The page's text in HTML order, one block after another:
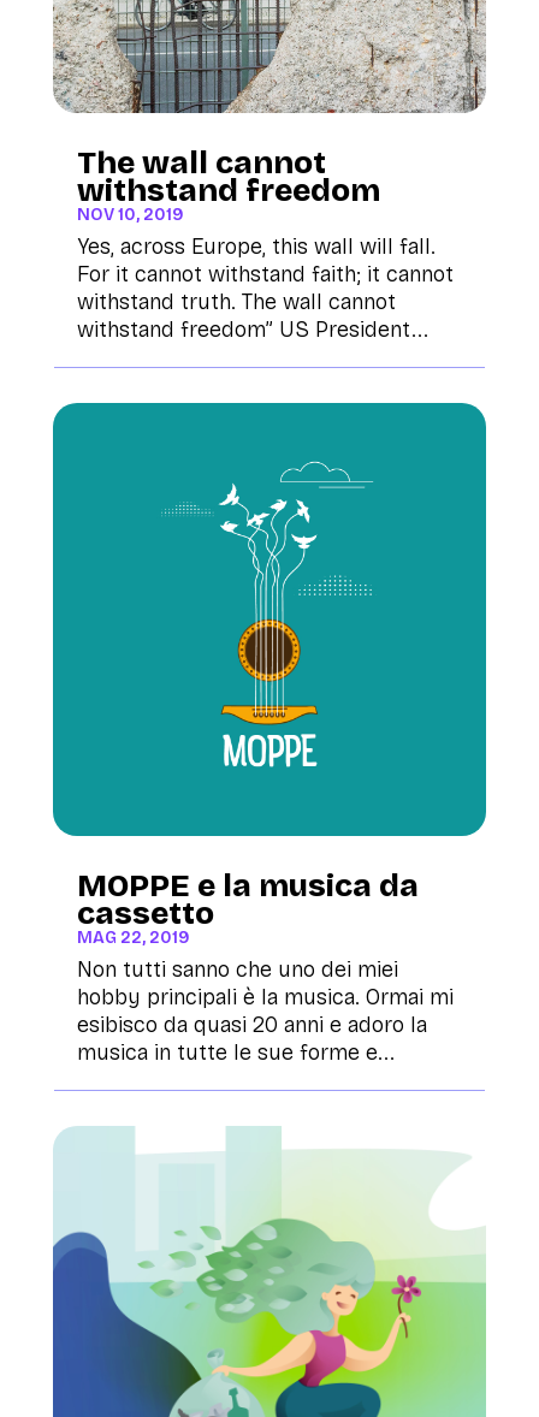
The wall cannot
withstand freedom
NOV 10, 2019
Yes, across Europe, this wall will fall.
For it cannot withstand faith; it cannot
withstand truth. The wall cannot
withstand freedom” US President...
MOPPE e la musica da
cassetto
MAG 22, 2019
Non tutti sanno che uno dei miei
hobby principali è la musica. Ormai mi
esibisco da quasi 20 anni e adoro la
musica in tutte le sue forme e...